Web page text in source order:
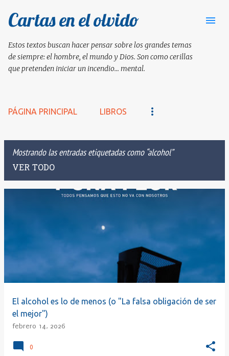
Ir al contenido principal
Cartas en el olvido
Estos textos buscan hacer pensar sobre los grandes temas
de siempre: el hombre, el mundo y Dios. Son como cerillas
que pretenden iniciar un incendio... mental.
PÁGINA PRINCIPAL LIBROS
Mostrando las entradas etiquetadas como alcohol
VER TODO
d
El alcohol es lo de menos (o "La falsa obligación de ser
el mejor")
febrero 14, 2026
0